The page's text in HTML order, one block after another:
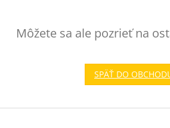
Môžete sa ale pozrieť na
SPÄŤ DO
Z